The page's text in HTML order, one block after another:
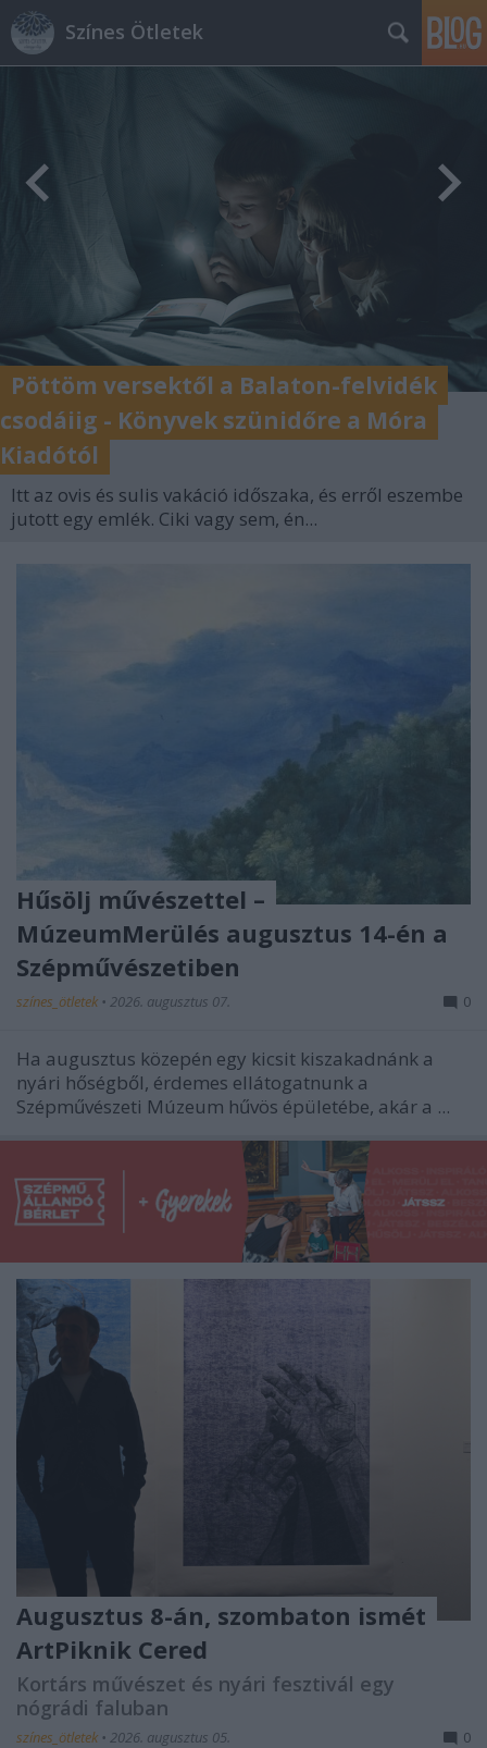
Színes Ötletek
Pöttöm versektől a Balaton-felvidék
csodáiig - Könyvek szünidőre a Móra
Kiadótól
Itt az ovis és sulis vakáció időszaka, és erről eszembe
jutott egy emlék. Ciki vagy sem, én...
Hűsölj művészettel –
MúzeumMerülés augusztus 14-én a
Szépművészetiben
színes_ötletek • 2026. augusztus 07. 0
Ha augusztus közepén egy kicsit kiszakadnánk a
nyári hőségből, érdemes ellátogatnunk a
Szépművészeti Múzeum hűvös épületébe, akár a ...
Augusztus 8-án, szombaton ismét
ArtPiknik Cered
Kortárs művészet és nyári fesztivál egy
nógrádi faluban
színes_ötletek • 2026. augusztus 05. 0